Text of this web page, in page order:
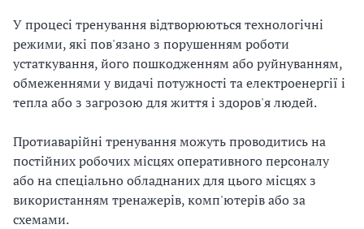
У процесі тренування відтворюються технологічні
режими, які пов'язано з порушенням роботи
устаткування, його пошкодженням або руйнуванням,
обмеженнями у видачі потужності та електроенергії і
тепла або з загрозою для життя і здоров'я людей.
Протиаварійні тренування можуть проводитись на
постійних робочих місцях оперативного персоналу
або на спеціально обладнаних для цього місцях з
використанням тренажерів, комп'ютерів або за
схемами.
л
а
о
д
й